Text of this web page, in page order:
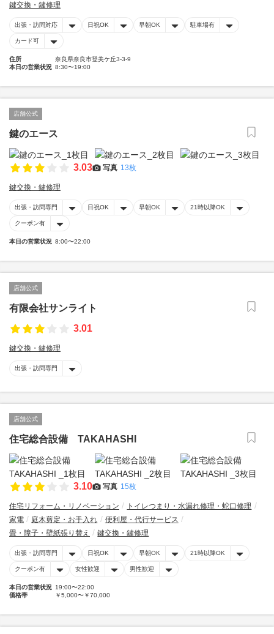
鍵交換・鍵修理
出張・訪問対応 日祝OK 早朝OK 駐車場有
カード可
住所
奈良県奈良市登美ケ丘3-3-9
本日の営業状況 8:30〜19:00
店舗公式
鍵のエース
3.03 写真 13枚
鍵交換・鍵修理
出張・訪問専門 日祝OK 早朝OK 21時以降OK
クーポン有
本日の営業状況 8:00〜22:00
店舗公式
有限会社サンライト
3.01
鍵交換・鍵修理
出張・訪問専門
店舗公式
住宅総合設備 TAKAHASHI
3.10 写真 15枚
住宅リフォーム・リノベーション
トイレつまり・水漏れ修理・蛇口修理
家電
庭木剪定・お手入れ
便利屋・代行サービス
畳・障子・壁紙張り替え
鍵交換・鍵修理
出張・訪問専門 日祝OK 早朝OK 21時以降OK
クーポン有 女性歓迎 男性歓迎
本日の営業状況 19:00〜22:00
価格帯
￥5,000〜￥70,000